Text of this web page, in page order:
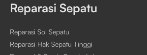
Reparasi Sepatu
Reparasi Sol Sepatu
Reparasi Hak Sepatu Tinggi